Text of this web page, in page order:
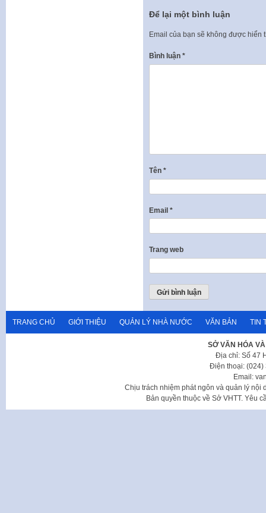
Để lại một bình luận
Email của bạn sẽ không được hiển
Bình luận *
Tên *
Email *
Trang web
TRANG CHỦ GIỚI THIỆU QUẢN LÝ NHÀ NƯỚC VĂN BẢN TIN
SỞ VĂN HÓA
Địa chỉ: Số 47
Điện thoại: (024)
Email:
Chịu trách nhiệm phát ngôn và quản lý nội
Bản quyền thuộc về Sở VHTT. Yêu